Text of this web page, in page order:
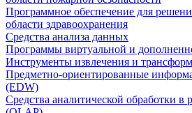
Программное обеспечение для
области здравоохранения
Средства анализа данных
Программы виртуальной и
Инструменты извлечения и
Предметно-ориентированные
(EDW)
Средства аналитической обработки в